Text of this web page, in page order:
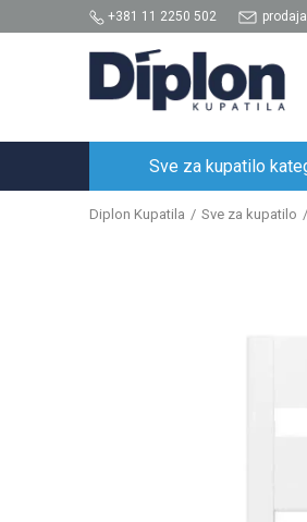
+381 11 2250 502
Sve za kupatilo
Diplon Kupatila Sve za kupatilo